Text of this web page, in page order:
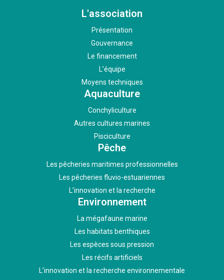
L'association
Présentation
Gouvernance
Le financement
L’équipe
Moyens techniques
Aquaculture
Conchyliculture
Autres cultures marines
Pisciculture
Pêche
Les pêcheries maritimes professionnelles
Les pêcheries fluvio-estuariennes
L’innovation et la recherche
Environnement
La mégafaune marine
Les habitats benthiques
Les espèces sous pression
Les récifs artificiels
L’innovation et la recherche environnementale